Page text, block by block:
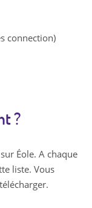
connection)
?
Éole. A chaque
liste. Vous